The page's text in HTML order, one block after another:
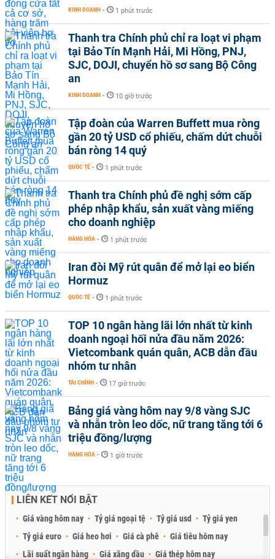
KINH DOANH - 1 phút trước
Thanh tra Chính phủ chỉ ra loạt vi phạm
tại Bảo Tín Mạnh Hải, Mi Hồng, PNJ,
SJC, DOJI, chuyển hồ sơ sang Bộ Công
an
KINH DOANH - 10 giờ trước
Tập đoàn của Warren Buffett mua ròng
gần 20 tỷ USD cổ phiếu, chấm dứt chuỗi
bán ròng 14 quý
QUỐC TẾ - 1 phút trước
Thanh tra Chính phủ đề nghị sớm cấp
phép nhập khẩu, sản xuất vàng miếng
cho doanh nghiệp
HÀNG HÓA - 1 phút trước
Iran đòi Mỹ rút quân để mở lại eo biển
Hormuz
QUỐC TẾ - 1 phút trước
TOP 10 ngân hàng lãi lớn nhất từ kinh
doanh ngoại hối nửa đầu năm 2026:
Vietcombank quán quân, ACB dẫn đầu
nhóm tư nhân
TÀI CHÍNH - 17 giờ trước
Bảng giá vàng hôm nay 9/8 vàng SJC
và nhẫn tròn leo dốc, nữ trang tăng tới 6
triệu đồng/lượng
HÀNG HÓA - 1 giờ trước
LIÊN KẾT NỔI BẬT
Giá vàng hôm nay Tỷ giá ngoại tệ Tỷ giá usd
Tỷ giá yen
Tỷ giá euro
Giá heo hơi Giá cà phê
Giá tiêu hôm nay
Lãi suất ngân hàng
Giá xăng dầu Giá thép hôm nay